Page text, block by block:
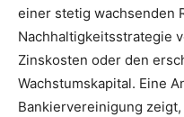
einer stetig wachsenden
Nachhaltigkeitsstrategie
Zinskosten oder den
Wachstumskapital. Eine
Bankiervereinigung